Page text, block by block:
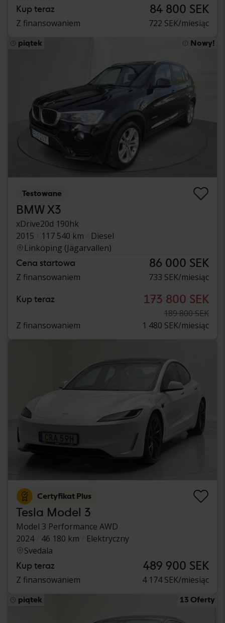
Kup teraz 84 800 SEK
Z finansowaniem 722 SEK/miesiąc
piątek Nowy!
Testowane
BMW X3
xDrive20d 190hk
2015
117 540 km
Diesel
Linköping (Jägarvallen)
Cena startowa 86 000 SEK
Z finansowaniem 733 SEK/miesiąc
Kup teraz 173 800 SEK
189 800 SEK
Z finansowaniem
1 480 SEK/miesiąc
Certyfikat Plus
Tesla Model 3
Model 3 Performance AWD
2024
46 180 km
Elektryczny
Svedala
Kup teraz 489 900 SEK
Z finansowaniem 4 174 SEK/miesiąc
piątek 13 Oferty